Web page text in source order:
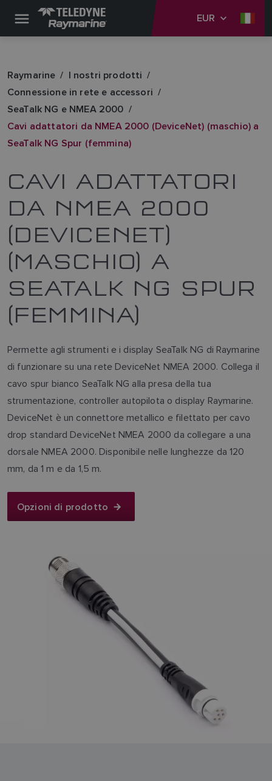
EUR
Raymarine
I nostri prodotti
Connessione in rete e accessori
SeaTalk NG e NMEA 2000
Cavi adattatori da NMEA 2000 (DeviceNet) (maschio) a
SeaTalk NG Spur (femmina)
CAVI ADATTATORI
DA NMEA 2000
(DEVICENET)
(MASCHIO) A
SEATALK NG SPUR
(FEMMINA)
Permette agli strumenti e i display SeaTalk NG di Raymarine
di funzionare su una rete DeviceNet NMEA 2000. Collega il
cavo spur bianco SeaTalk NG alla presa della tua
strumentazione, controller autopilota o display Raymarine.
DeviceNet è un connettore metallico e filettato per cavo
drop standard DeviceNet NMEA 2000 da collegare a una
dorsale NMEA 2000. Disponibile nelle lunghezze da 120
mm, da 1 m e da 1,5 m.
Opzioni di prodotto